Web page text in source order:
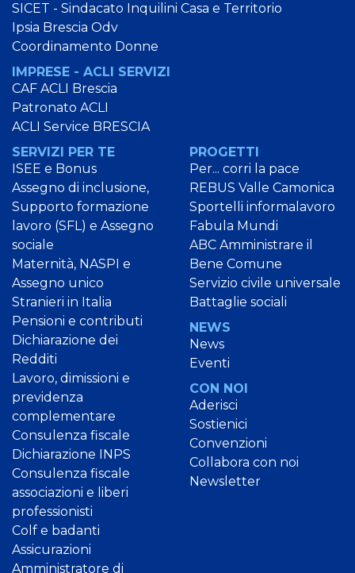
SICET - Sindacato Inquilini Casa e Territorio
Ipsia Brescia Odv
Coordinamento Donne
IMPRESE - ACLI SERVIZI
CAF ACLI Brescia
Patronato ACLI
ACLI Service BRESCIA
SERVIZI PER TE
ISEE e Bonus
Assegno di inclusione,
Supporto formazione
lavoro (SFL) e Assegno
sociale
Maternità, NASPI e
Assegno unico
Stranieri in Italia
Pensioni e contributi
Dichiarazione dei
Redditi
Lavoro, dimissioni e
previdenza
complementare
Consulenza fiscale
Dichiarazione INPS
Consulenza fiscale
associazioni e liberi
professionisti
Colf e badanti
Assicurazioni
Amministratore di
PROGETTI
Per... corri la pace
REBUS Valle Camonica
Sportelli informalavoro
Fabula Mundi
ABC Amministrare il
Bene Comune
Servizio civile universale
Battaglie sociali
NEWS
News
Eventi
CON NOI
Aderisci
Sostienici
Convenzioni
Collabora con noi
Newsletter